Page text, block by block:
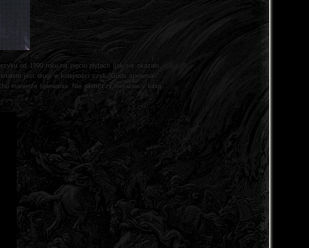
od 1990 roku na pięciu płytach (jak się okazało,
jest drugi w kolejności czyli "Guds spelemän".
manierze śpiewania. Nie wiem czy metalowcy lubią